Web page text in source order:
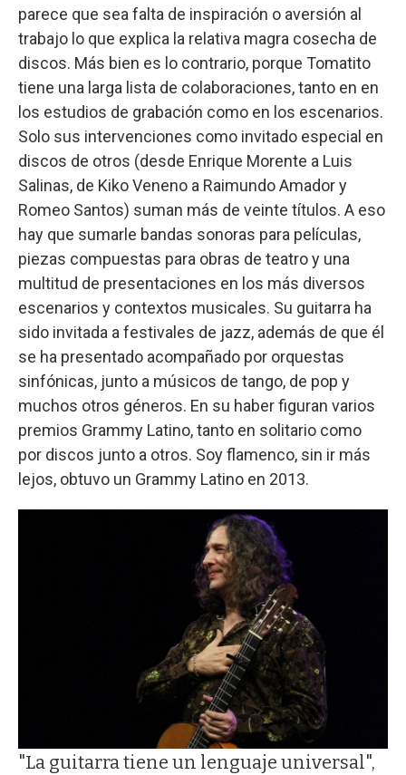
parece que sea falta de inspiración o aversión al
trabajo lo que explica la relativa magra cosecha de
discos. Más bien es lo contrario, porque Tomatito
tiene una larga lista de colaboraciones, tanto en en
los estudios de grabación como en los escenarios.
Solo sus intervenciones como invitado especial en
discos de otros (desde Enrique Morente a Luis
Salinas, de Kiko Veneno a Raimundo Amador y
Romeo Santos) suman más de veinte títulos. A eso
hay que sumarle bandas sonoras para películas,
piezas compuestas para obras de teatro y una
multitud de presentaciones en los más diversos
escenarios y contextos musicales. Su guitarra ha
sido invitada a festivales de jazz, además de que él
se ha presentado acompañado por orquestas
sinfónicas, junto a músicos de tango, de pop y
muchos otros géneros. En su haber figuran varios
premios Grammy Latino, tanto en solitario como
por discos junto a otros. Soy flamenco, sin ir más
lejos, obtuvo un Grammy Latino en 2013.
"La guitarra tiene un lenguaje universal",